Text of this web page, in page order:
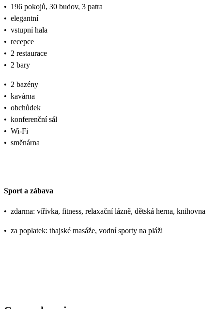
• 196 pokojů, 30 budov, 3 patra
• elegantní
• vstupní hala
• recepce
• 2 restaurace
• 2 bary
• 2 bazény
• kavárna
• obchůdek
• konferenční sál
• Wi-Fi
• směnárna
Sport a zábava
• zdarma: vířivka, fitness, relaxační lázně, dětská herna, knihovna
• za poplatek: thajské masáže, vodní sporty na pláži